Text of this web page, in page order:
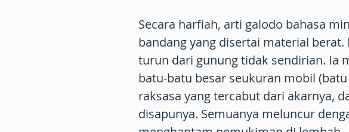
Secara harfiah, arti galodo bahasa
bandang yang disertai material berat.
turun dari gunung tidak sendirian. Ia
batu-batu besar seukuran mobil
raksasa yang tercabut dari akarnya,
disapunya. Semuanya meluncur